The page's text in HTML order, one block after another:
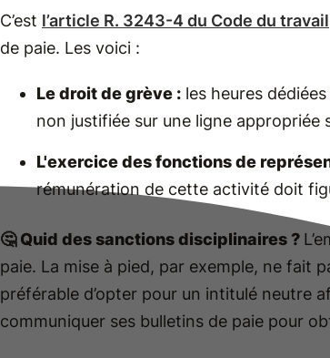
C’est l’article R. 3243-4 du Code du travail
de paie. Les voici :
Le droit de grève : les heures
non justifiée sur une ligne appropriée
L'exercice des fonctions de
rémunération de cette activité doit
🤔 Quid des sanctions disciplinaires ?
paie. La mise à pied, par exemple, ne fait
préférable d’opter pour un intitulé neutre
communiquer ses bulletins de paie pour